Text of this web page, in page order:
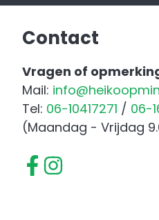
Contact
Vragen of
Mail:
Tel: 06-10417271 / 06-
(Maandag - Vrijdag